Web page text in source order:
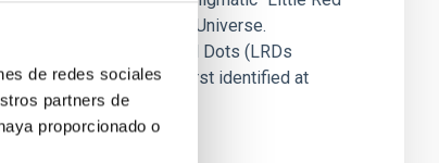
de redes sociales
partners de
proporcionado o
and grew in the early Universe.
this object. Little Red Dots (LRDs
Telescope (JWST) . First identified at